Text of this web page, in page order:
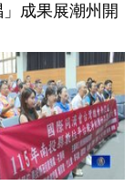
」成果展潮州開